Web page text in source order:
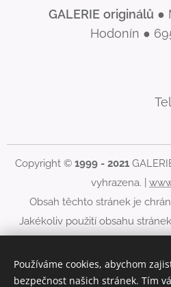
GALERIE originálů ●
Hodonín ●
Copyright © 1999 - 2021
vyhrazena. |
Obsah těchto stránek je
Jakékoliv použití obsahu
GALERIE
Cookies
Používáme cookies, abychom
bezpečnost našich stránek. Tím